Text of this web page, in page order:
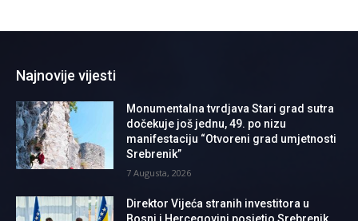
Najnovije vijesti
Monumentalna tvrdjava Stari grad sutra
dočekuje još jednu, 49. po nizu
manifestaciju “Otvoreni grad umjetnosti
Srebrenik”
7 Augusta, 2026
Direktor Vijeća stranih investitora u
Bosni i Hercegovini posjetio Srebrenik